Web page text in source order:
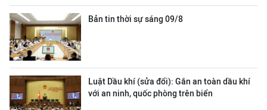
Bản tin thời sự sáng 09/8
Luật Dầu khí (sửa đổi): Gắn an toàn dầu khí
với an ninh, quốc phòng trên biển